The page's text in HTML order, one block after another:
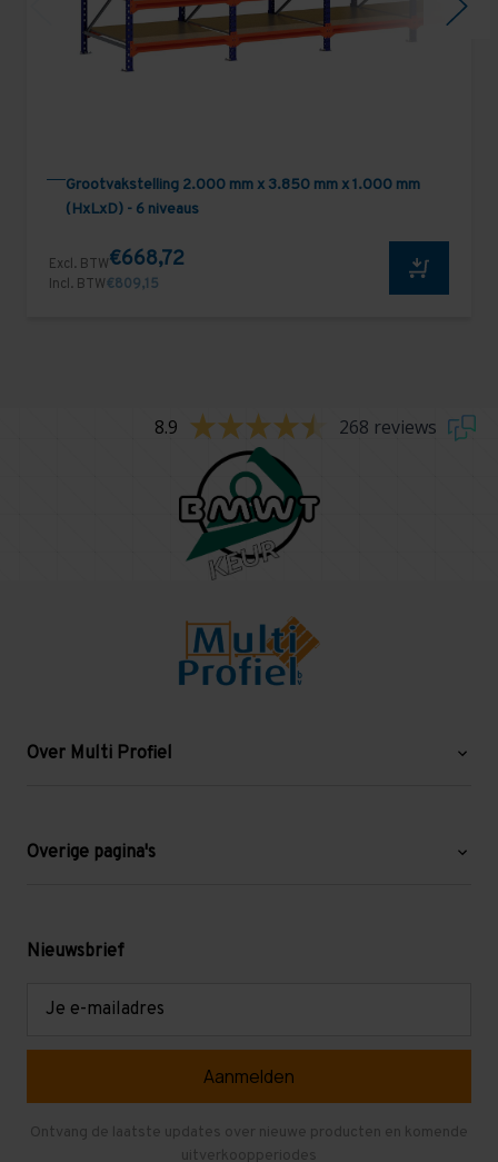
Grootvakstelling 2.000 mm x 3.850 mm x 1.000 mm
(HxLxD) - 6 niveaus
Excl. BTW€668,72
Incl. BTW€809,15
8.9 268 reviews
Over Multi Profiel
Blog
Levering en afhalen
Overige pagina's
Mezzanine
Gebruikte entresolvloeren
Nieuwsbrief
Ontvang de laatste updates over nieuwe producten en komende
uitverkoopperiodes